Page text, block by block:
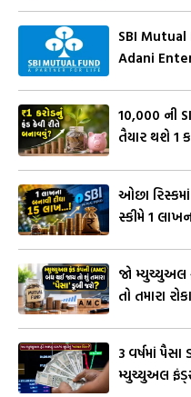
SBI Mutual
Adani
₹10,000 ની
તૈયાર થશે ₹1
ઓછા
સ્કીમે 1
જો મ્યુચ્યુઅલ
તો તમારા
3 વર્ષમાં
મ્યુચ્યુઅલ ફંડ્સે